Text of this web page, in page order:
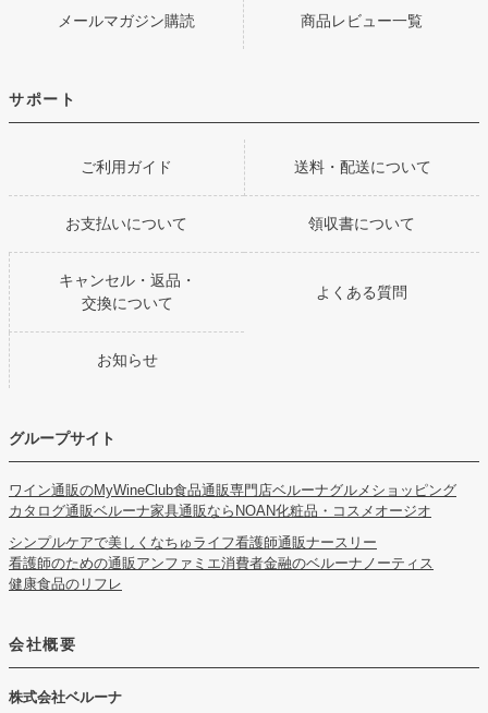
メールマガジン購読 商品レビュー一覧
サポート
ご利用ガイド 送料・配送について
お支払いについて 領収書について
キャンセル・返品・
交換について
よくある質問
お知らせ
グループサイト
ワイン通販のMyWineClub食品通販専門店ベルーナグルメショッピング
カタログ通販ベルーナ家具通販ならNOAN化粧品・コスメオージオ
シンプルケアで美しくなちゅライフ看護師通販ナースリー
看護師のための通販アンファミエ消費者金融のベルーナノーティス
健康食品のリフレ
会社概要
株式会社ベルーナ